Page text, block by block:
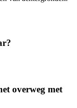
overweg met